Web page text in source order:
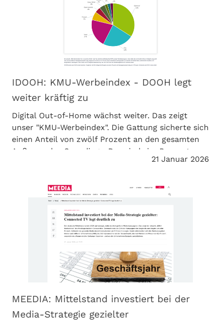
IDOOH: KMU-Werbeindex - DOOH legt
weiter kräftig zu
Digital Out-of-Home wächst weiter. Das zeigt
unser "KMU-Werbeindex". Die Gattung sicherte sich
einen Anteil von zwölf Prozent an den gesamten
Außenwerbe-Spendings. Das sind vier Prozent
21 Januar 2026
MEEDIA: Mittelstand investiert bei der
Media-Strategie gezielter